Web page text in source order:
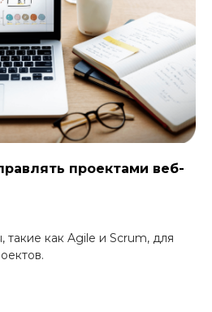
проектами веб-
как Agile и Scrum, для